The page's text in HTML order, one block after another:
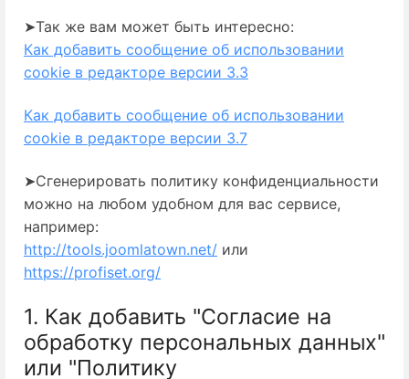
➤Так же вам может быть интересно:
Как добавить сообщение об использовании
сookie в редакторе версии 3.3
Как добавить сообщение об использовании
сookie в редакторе версии 3.7
➤Сгенерировать политику конфиденциальности
можно на любом удобном для вас сервисе,
например:
http://tools.joomlatown.net/ или
https://profiset.org/
1. Как добавить "Согласие на
обработку персональных данных"
или "Политику